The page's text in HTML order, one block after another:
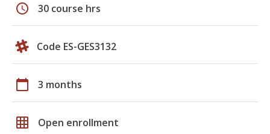
schedule 30 course hrs
Code ES-GES3132
calendar_today 3 months
grid_on Open enrollment